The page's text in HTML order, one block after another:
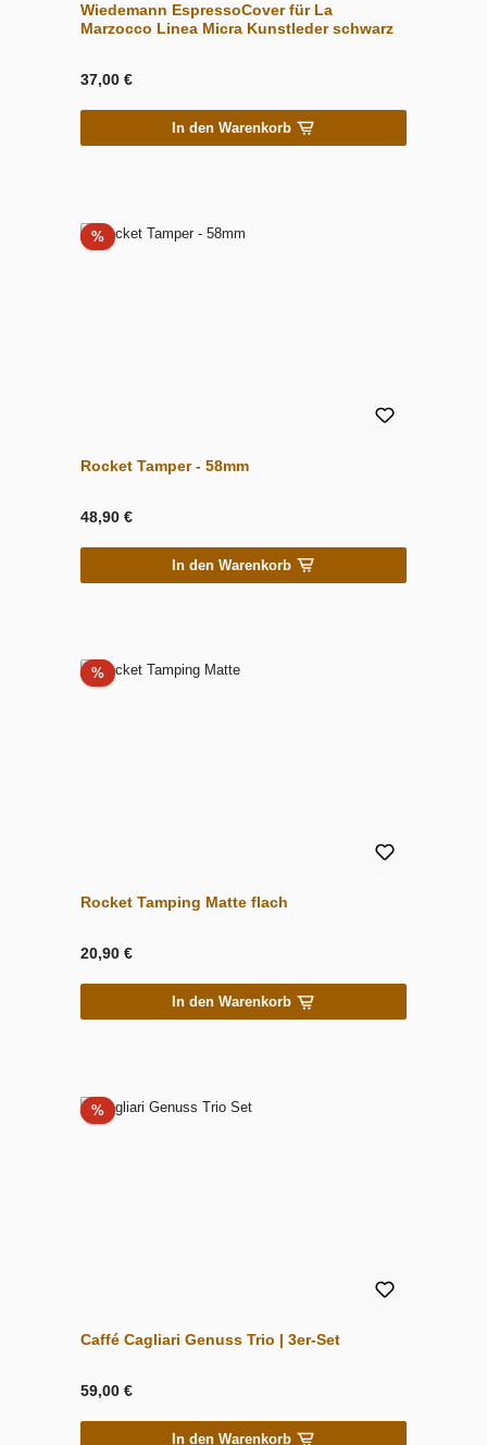
Wiedemann EspressoCover für La
Marzocco Linea Micra Kunstleder schwarz
37,00 €
In den Warenkorb
%Rabatt
Rocket Tamper - 58mm
48,90 €
In den Warenkorb
%Rabatt
Rocket Tamping Matte flach
20,90 €
In den Warenkorb
%Rabatt
Caffé Cagliari Genuss Trio | 3er-Set
59,00 €
In den Warenkorb